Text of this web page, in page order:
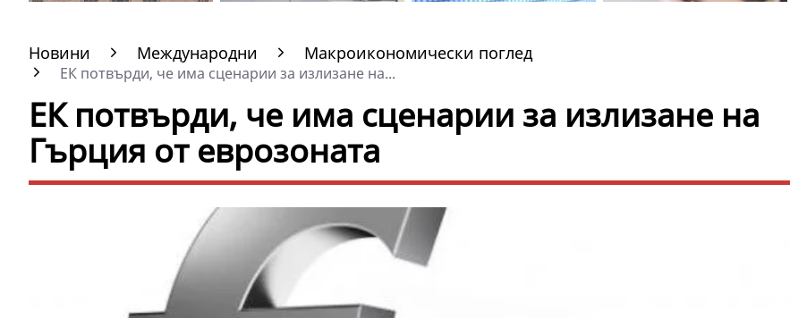
Новини Международни Макроикономически поглед
ЕК потвърди, че има сценарии за излизане на...
ЕК потвърди, че има сценарии за излизане на
Гърция от еврозоната